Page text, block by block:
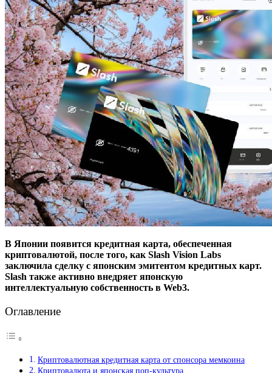
В Японии появится кредитная карта, обеспеченная
криптовалютой, после того, как Slash Vision Labs
заключила сделку с японским эмитентом кредитных карт.
Slash также активно внедряет японскую
интеллектуальную собственность в Web3.
Оглавление
Криптовалютная кредитная карта от спонсора мемкоина
Криптовалюта и японская поп-культура